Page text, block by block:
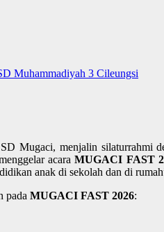
Muhammadiyah 3 Cileungsi
Mugaci, menjalin silaturrahmi
acaraMUGACI FAST
anak di sekolah dan di
pada MUGACI FAST 2026: